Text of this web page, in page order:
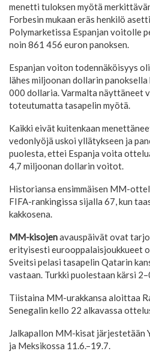
menetti tuloksen myötä
Forbesin mukaan eräs henkilö
Polymarketissa Espanjan voitolle
noin 861 456 euron panoksen.
Espanjan voiton todennäköisyys
lähes miljoonan dollarin
000 dollaria. Varmalta näyttäneet
toteutumatta tasapelin myötä.
Kaikki eivät kuitenkaan
vedonlyöjä uskoi yllätykseen ja
puolesta, ettei Espanja voita
4,7 miljoonan dollarin voitot.
Historiansa ensimmäisen MM-
FIFA-rankingissa sijalla 67, kun
kakkosena.
MM-kisojenavauspäivät ovat
erityisesti eurooppalaisjoukkueet
Sveitsi pelasi tasapelin Qatarin
vastaan. Turkki puolestaan kärsi
Tiistaina MM-urakkansa aloittaa
Senegalin kello 22 alkavassa
Jalkapallon MM-kisat järjestetään
ja Meksikossa 11.6.–19.7.